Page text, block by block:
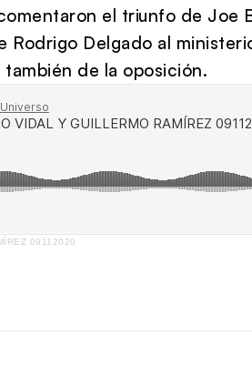
el triunfo de Joe
Rodrigo Delgado al
de la oposición.
09112020